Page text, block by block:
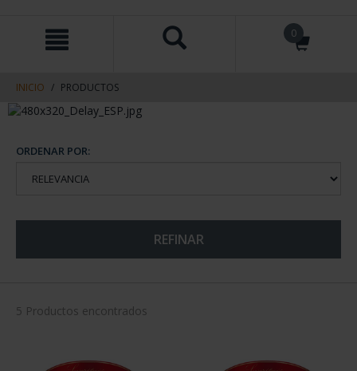
contenido
navegacin
0
INICIO PRODUCTOS
ORDENAR POR:
REFINAR
5 Productos encontrados